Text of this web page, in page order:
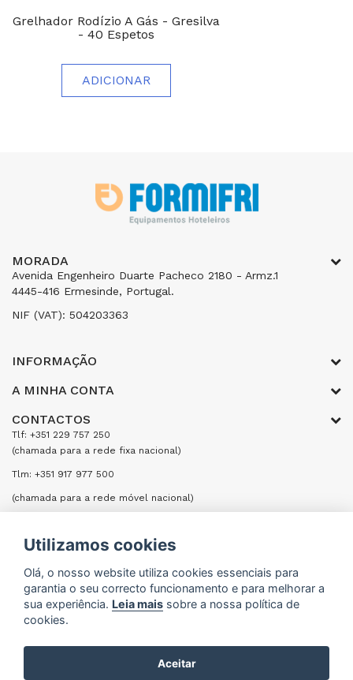
Grelhador Rodízio A Gás - Gresilva
- 40 Espetos
ADICIONAR
MORADA
Avenida Engenheiro Duarte Pacheco 2180 - Armz.1
4445-416 Ermesinde, Portugal.
NIF (VAT): 504203363
INFORMAÇÃO
A MINHA CONTA
CONTACTOS
Tlf: +351 229 757 250
(chamada para a rede fixa nacional)
Tlm: +351 917 977 500
(chamada para a rede móvel nacional)
ENVIAR UMA MENSAGEM
Formifri | Especialistas em Equipamentos Hoteleiros
Utilizamos cookies
Olá, o nosso website utiliza cookies essenciais para
garantia o seu correcto funcionamento e para melhorar a
sua experiência. Leia mais sobre a nossa política de
cookies.
Aceitar